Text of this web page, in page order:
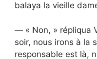
balaya la vieille
— « Non, » répliqua
soir, nous irons à la
responsable est là,